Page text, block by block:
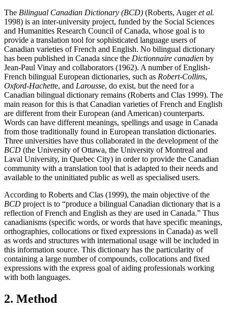
The Bilingual Canadian Dictionary (BCD) (Roberts, Augeret al.
1998) is an inter-university project, funded by the Social Sciences
and Humanities Research Council of Canada, whose goal is to
provide a translation tool for sophisticated language users of
Canadian varieties of French and English. No bilingual dictionary
has been published in Canada since the Dictionnaire canadien by
Jean-Paul Vinay and collaborators (1962). A number of English-
French bilingual European dictionaries, such as Robert-Collins,
Oxford-Hachette, and Larousse, do exist, but the need for a
Canadian bilingual dictionary remains (Roberts and Clas 1999). The
main reason for this is that Canadian varieties of French and English
are different from their European (and American) counterparts.
Words can have different meanings, spellings and usage in Canada
from those traditionally found in European translation dictionaries.
Three universities have thus collaborated in the development of the
BCD (the University of Ottawa, the University of Montreal and
Laval University, in Quebec City) in order to provide the Canadian
community with a translation tool that is adapted to their needs and
available to the uninitiated public as well as specialised users.
According to Roberts and Clas (1999), the main objective of the
BCD project is to “produce a bilingual Canadian dictionary that is a
reflection of French and English as they are used in Canada.” Thus
canadianisms (specific words, or words that have specific meanings,
orthographies, collocations or fixed expressions in Canada) as well
as words and structures with international usage will be included in
this information source. This dictionary has the particularity of
containing a large number of compounds, collocations and fixed
expressions with the express goal of aiding professionals working
with both languages.
2. Method